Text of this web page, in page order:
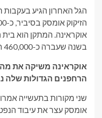
הגל האחרון הגיע בעקבות
אוקראינה. המתקן הוא בית
בשנה שעברה כ-460,000 חביות נפט גולמי ליום, לפי רויטרס.
אוקראינה משיקה את
הרחפנים הגדולות שלה
שני מקורות בתעשייה
אומסק עצר את עיבוד